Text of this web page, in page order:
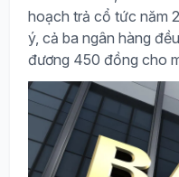
hoạch trả cổ tức năm
ý, cả ba ngân hàng
đương 450 đồng cho